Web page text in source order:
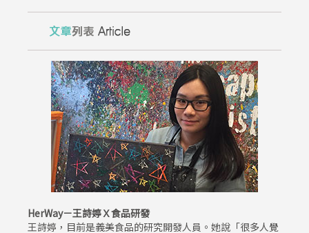
HerWay－王詩婷Ｘ食品研發
王詩婷，目前是義美食品的研究開發人員。她說「很多人覺